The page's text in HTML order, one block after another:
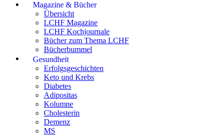
Magazine & Bücher
Übersicht
LCHF Magazine
LCHF Kochjournale
Bücher zum Thema LCHF
Bücherbummel
Gesundheit
Erfolgsgeschichten
Keto und Krebs
Diabetes
Adipositas
Kolumne
Cholesterin
Demenz
MS